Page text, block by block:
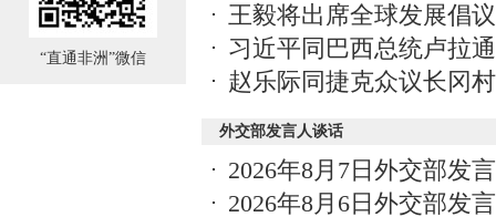
“直通非洲”微信
王毅将出席全球发展倡
习近平同巴西总统卢拉
赵乐际同捷克众议长冈
外交部发言人谈话
2026年8月7日外交部发
2026年8月6日外交部发